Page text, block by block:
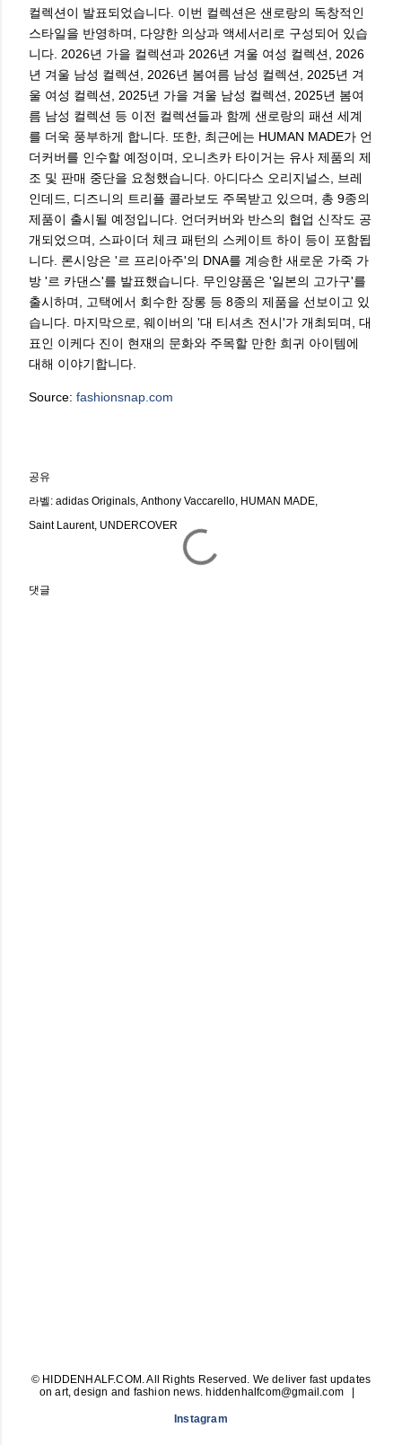
컬렉션이 발표되었습니다. 이번 컬렉션은 샌로랑의 독창적인
스타일을 반영하며, 다양한 의상과 액세서리로 구성되어 있습
니다. 2026년 가을 컬렉션과 2026년 겨울 여성 컬렉션, 2026
년 겨울 남성 컬렉션, 2026년 봄여름 남성 컬렉션, 2025년 겨
울 여성 컬렉션, 2025년 가을 겨울 남성 컬렉션, 2025년 봄여
름 남성 컬렉션 등 이전 컬렉션들과 함께 샌로랑의 패션 세계
를 더욱 풍부하게 합니다. 또한, 최근에는 HUMAN MADE가 언
더커버를 인수할 예정이며, 오니츠카 타이거는 유사 제품의 제
조 및 판매 중단을 요청했습니다. 아디다스 오리지널스, 브레
인데드, 디즈니의 트리플 콜라보도 주목받고 있으며, 총 9종의
제품이 출시될 예정입니다. 언더커버와 반스의 협업 신작도 공
개되었으며, 스파이더 체크 패턴의 스케이트 하이 등이 포함됩
니다. 론시앙은 '르 프리아주'의 DNA를 계승한 새로운 가죽 가
방 '르 카댄스'를 발표했습니다. 무인양품은 '일본의 고가구'를
출시하며, 고택에서 회수한 장롱 등 8종의 제품을 선보이고 있
습니다. 마지막으로, 웨이버의 '대 티셔츠 전시'가 개최되며, 대
표인 이케다 진이 현재의 문화와 주목할 만한 희귀 아이템에
대해 이야기합니다.
Source: fashionsnap.com
공유
라벨: adidas Originals Anthony Vaccarello HUMAN MADE
Saint Laurent UNDERCOVER
댓글
© HIDDENHALF.COM. All Rights Reserved. We deliver fast updates
on art, design and fashion news. hiddenhalfcom@gmail.com
Instagram